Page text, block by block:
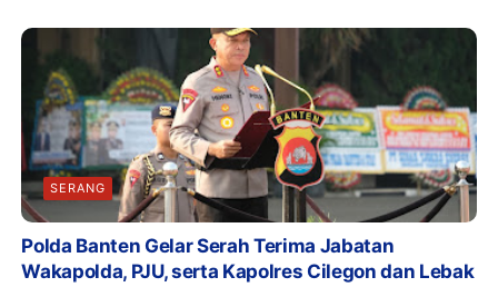
SERANG
Polda Banten Gelar Serah Terima Jabatan
Wakapolda, PJU, serta Kapolres Cilegon dan Lebak